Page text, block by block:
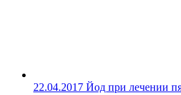
22.04.2017 Йод при лечении